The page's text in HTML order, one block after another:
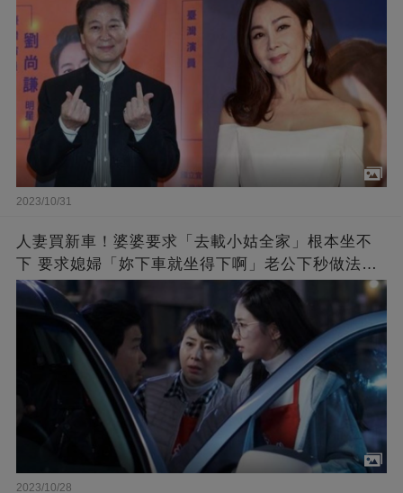
2023/10/31
人妻買新車！婆婆要求「去載小姑全家」根本坐不
下 要求媳婦「妳下車就坐得下啊」老公下秒做法帥
炸
2023/10/28